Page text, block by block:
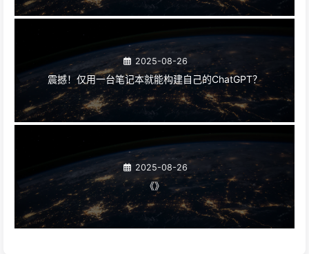
2025-08-26
震撼！仅用一台笔记本就能构建自己的ChatGPT？
2025-08-26
《》